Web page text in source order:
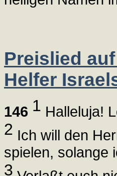
Preislied
Helfer
146 1 Halleluja!
2 Ich will den
spielen, solange
3